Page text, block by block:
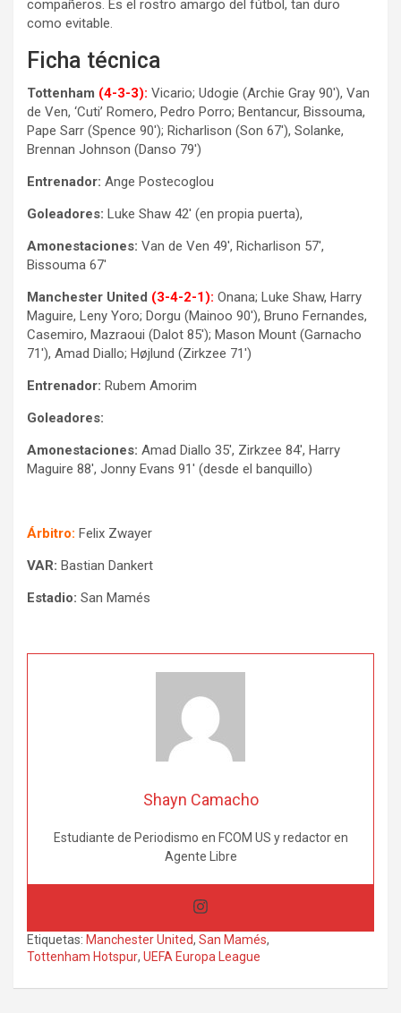
compañeros. Es el rostro amargo del fútbol, tan duro
como evitable.
Ficha técnica
Tottenham (4-3-3): Vicario; Udogie (Archie Gray 90′), Van
de Ven, ‘Cuti’ Romero, Pedro Porro; Bentancur, Bissouma,
Pape Sarr (Spence 90′); Richarlison (Son 67′), Solanke,
Brennan Johnson (Danso 79′)
Entrenador: Ange Postecoglou
Goleadores: Luke Shaw 42′ (en propia puerta),
Amonestaciones: Van de Ven 49′, Richarlison 57′,
Bissouma 67′
Manchester United (3-4-2-1): Onana; Luke Shaw, Harry
Maguire, Leny Yoro; Dorgu (Mainoo 90′), Bruno Fernandes,
Casemiro, Mazraoui (Dalot 85′); Mason Mount (Garnacho
71′), Amad Diallo; Højlund (Zirkzee 71′)
Entrenador: Rubem Amorim
Goleadores:
Amonestaciones: Amad Diallo 35′, Zirkzee 84′, Harry
Maguire 88′, Jonny Evans 91′ (desde el banquillo)
Árbitro: Felix Zwayer
VAR: Bastian Dankert
Estadio: San Mamés
Shayn Camacho
Estudiante de Periodismo en FCOM US y redactor en
Agente Libre
Etiquetas: Manchester United, San Mamés,
Tottenham Hotspur, UEFA Europa League